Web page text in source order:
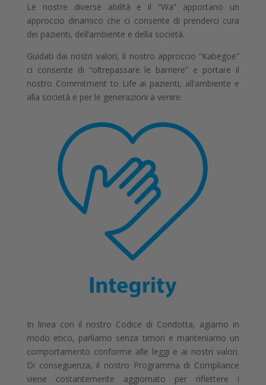
Le nostre diverse abilità e il “Wa” apportano un
approccio dinamico che ci consente di prenderci cura
dei pazienti, dell’ambiente e della società.
Guidati dai nostri valori, il nostro approccio “Kabegoe”
ci consente di “oltrepassare le barriere” e portare il
nostro Commitment to Life ai pazienti, all’ambiente e
alla società e per le generazioni a venire.
In linea con il nostro Codice di Condotta, agiamo in
modo etico, parliamo senza timori e manteniamo un
comportamento conforme alle leggi e ai nostri valori.
Di conseguenza, il nostro Programma di Compliance
viene costantemente aggiornato per riflettere i